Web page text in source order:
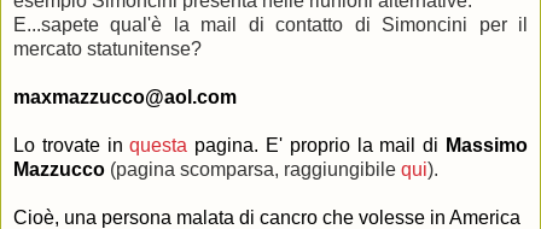
E...sapete qual'è la mail di contatto di Simoncini per il
mercato statunitense?
maxmazzucco@aol.com
Lo trovate inquesta pagina. E' proprio la mail di Massimo
Mazzucco (pagina scomparsa, raggiungibile qui).
Cioè, una persona malata di cancro che volesse in America